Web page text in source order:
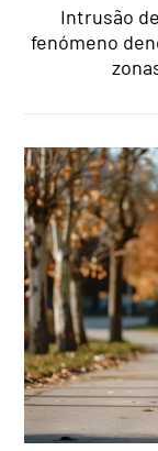
Intrusão
fenómeno